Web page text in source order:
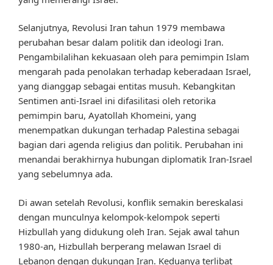
Selanjutnya, Revolusi Iran tahun 1979 membawa
perubahan besar dalam politik dan ideologi Iran.
Pengambilalihan kekuasaan oleh para pemimpin Islam
mengarah pada penolakan terhadap keberadaan Israel,
yang dianggap sebagai entitas musuh. Kebangkitan
Sentimen anti-Israel ini difasilitasi oleh retorika
pemimpin baru, Ayatollah Khomeini, yang
menempatkan dukungan terhadap Palestina sebagai
bagian dari agenda religius dan politik. Perubahan ini
menandai berakhirnya hubungan diplomatik Iran-Israel
yang sebelumnya ada.
Di awan setelah Revolusi, konflik semakin bereskalasi
dengan munculnya kelompok-kelompok seperti
Hizbullah yang didukung oleh Iran. Sejak awal tahun
1980-an, Hizbullah berperang melawan Israel di
Lebanon dengan dukungan Iran. Keduanya terlibat